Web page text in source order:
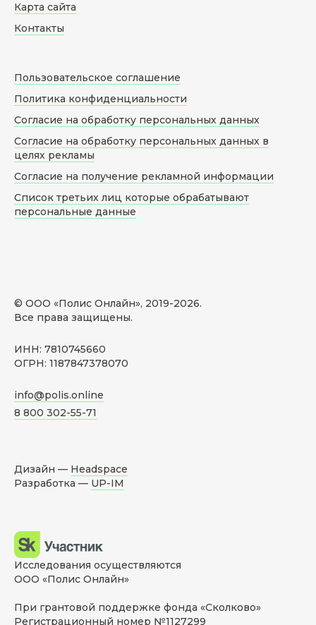
© ООО «Полис Онлайн», 2019-2026.
Все права защищены.
ИНН: 7810745660
ОГРН: 1187847378070
info@polis.online
8 800 302-55-71
Карта сайта
Контакты
Пользовательское соглашение
Политика конфиденциальности
Согласие на обработку персональных данных
Согласие на обработку персональных данных в
целях рекламы
Согласие на получение рекламной информации
Список третьих лиц которые обрабатывают
персональные данные
Дизайн — Headspace
Разработка — UP-IM
Исследования осуществляются
ООО «Полис Онлайн»
При грантовой поддержке фонда «Сколково»
Регистрационный номер №1127299